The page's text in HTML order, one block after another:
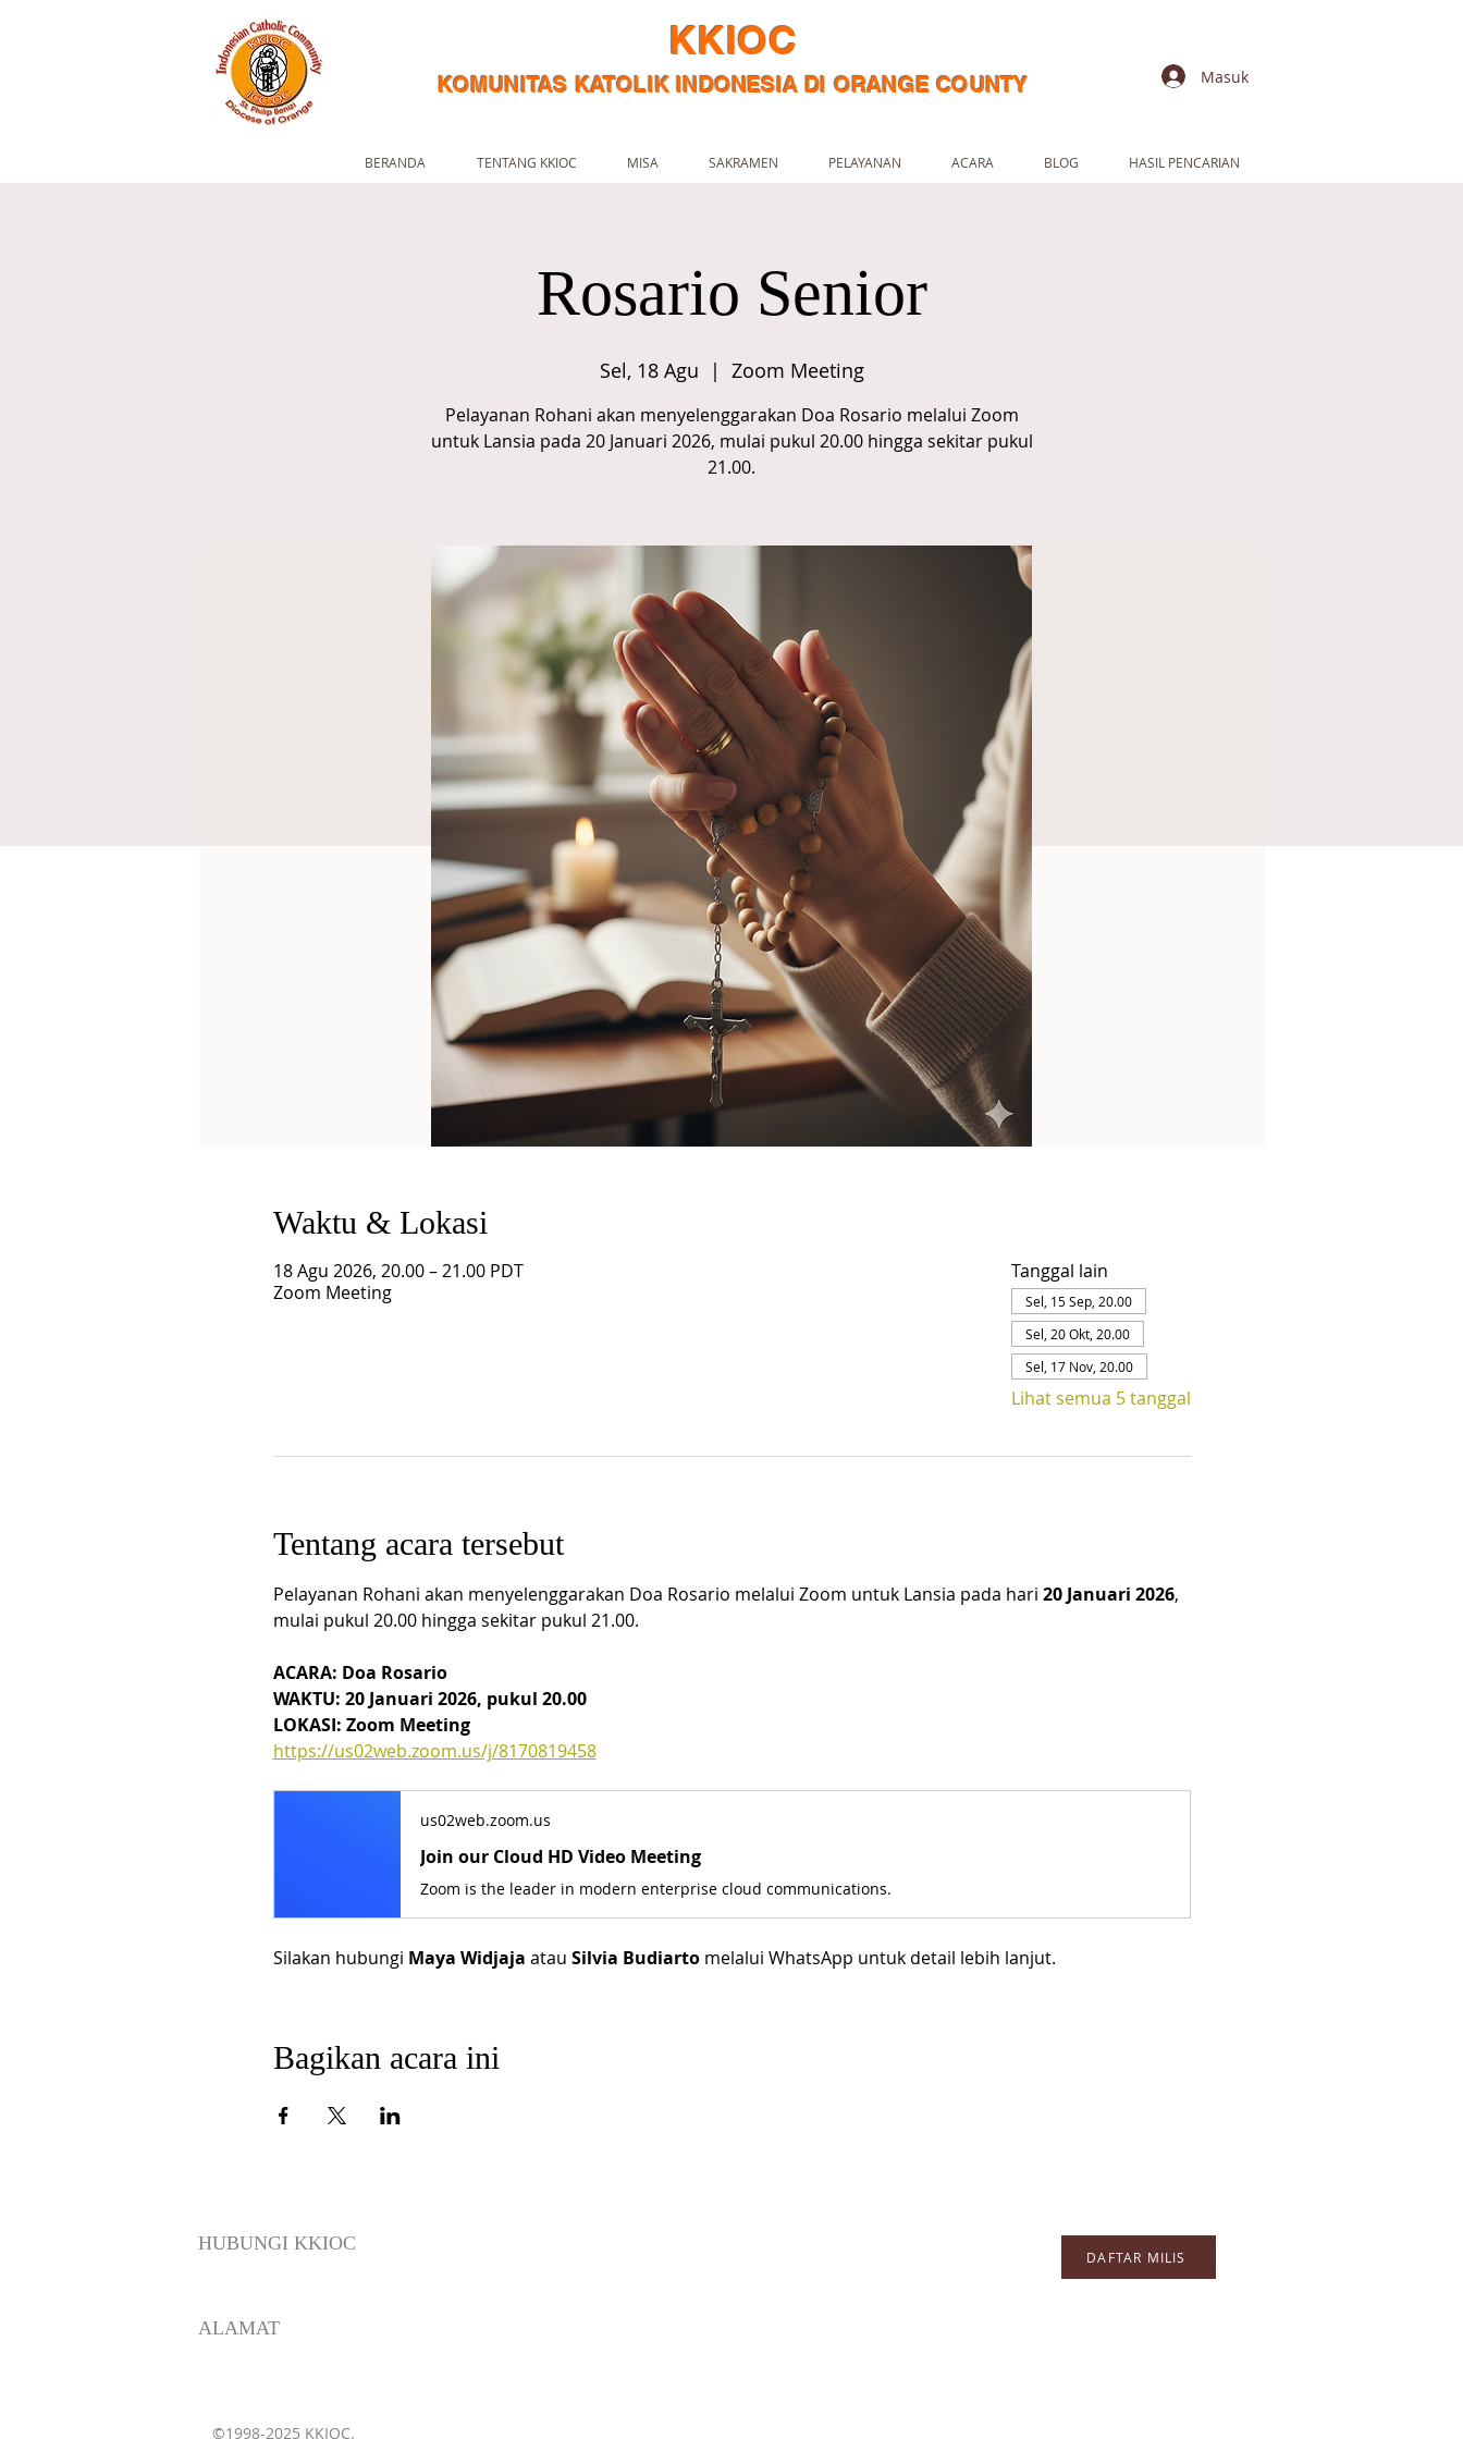
KKIOC
KOMUNITAS KATOLIK INDONESIA DI ORANGE COUNTY Masuk
BERANDA TENTANG KKIOC MISA SAKRAMEN PELAYANAN ACARA BLOG HASIL PENCARIAN
Rosario Senior
Sel, 18 Agu
  |
Zoom Meeting
Pelayanan Rohani akan menyelenggarakan Doa Rosario melalui Zoom
untuk Lansia pada 20 Januari 2026, mulai pukul 20.00 hingga sekitar pukul
21.00.
Waktu & Lokasi
18 Agu 2026, 20.00 – 21.00 PDT
Zoom Meeting
Tanggal lain
Sel, 15 Sep, 20.00
Sel, 20 Okt, 20.00
Sel, 17 Nov, 20.00
Lihat semua 5 tanggal
Tentang acara tersebut
Pelayanan Rohani akan menyelenggarakan Doa Rosario melalui Zoom untuk Lansia pada hari 20 Januari 2026,
mulai pukul 20.00 hingga sekitar pukul 21.00.
ACARA: Doa Rosario
WAKTU: 20 Januari 2026, pukul 20.00
LOKASI: Zoom Meeting
https://us02web.zoom.us/j/8170819458
us02web.zoom.us
Join our Cloud HD Video Meeting
Zoom is the leader in modern enterprise cloud communications.
Silakan hubungi Maya Widjaja atau Silvia Budiarto melalui WhatsApp untuk detail lebih lanjut.
Bagikan acara ini
HUBUNGI KKIOC
ALAMAT
DAFTAR MILIS
©1998-2025 KKIOC.